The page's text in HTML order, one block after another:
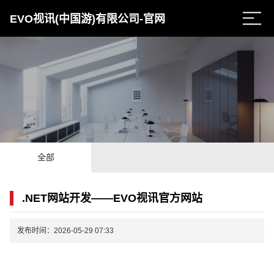
EVO视讯(中国游)有限公司-官网
全部
.NET网站开发——EVO视讯官方网站
发布时间：2026-05-29 07:33